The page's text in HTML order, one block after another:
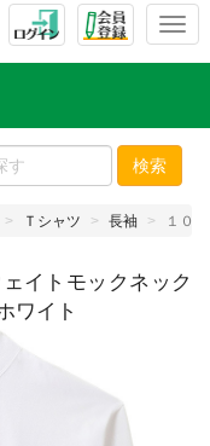
T
l
e
n
v
g
検索
Ｔシャツ 長袖 １０
イトモックネック
ワイト